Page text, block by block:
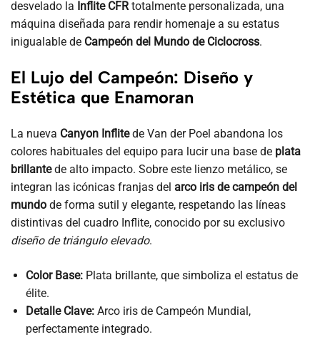
desvelado la Inflite CFR totalmente personalizada, una
máquina diseñada para rendir homenaje a su estatus
inigualable de Campeón del Mundo de Ciclocross.
El Lujo del Campeón: Diseño y
Estética que Enamoran
La nueva Canyon Inflitede Van der Poel abandona los
colores habituales del equipo para lucir una base de plata
brillantede alto impacto. Sobre este lienzo metálico, se
integran las icónicas franjas del arco iris de campeón del
mundo de forma sutil y elegante, respetando las líneas
distintivas del cuadro Inflite, conocido por su exclusivo
diseño de triángulo elevado.
Color Base:Plata brillante, que simboliza el estatus de
élite.
Detalle Clave:Arco iris de Campeón Mundial,
perfectamente integrado.